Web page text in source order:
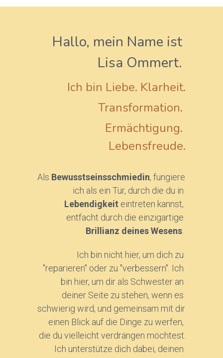
Hallo, mein Name ist
Lisa Ommert.
Ich bin Liebe. Klarheit.
Transformation.
Ermächtigung.
Lebensfreude.
Als Bewusstseinsschmiedin, fungiere
Lebendigkeit eintreten kannst,
Brillianz deines Wesens.
Ich bin nicht hier, um dich zu
"reparieren" oder zu "verbessern". Ich
bin hier, um dir als Schwester an
deiner Seite zu stehen, wenn es
schwierig wird, und gemeinsam mit dir
einen Blick auf die Dinge zu werfen,
die du vielleicht verdrängen möchtest.
Ich unterstütze dich dabei, deinen